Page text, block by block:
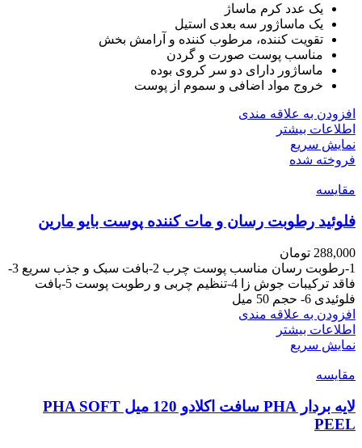
یک عدد کرم ماساژ
یک ماساژور سه بعدی استیل
تقویت کننده، مرطوب کننده و آرامش بخش
مناسب پوست صورت و گردن
ماساژور دارای دو سر کروی بوده
خروج مواد اضافی و سموم از پوست
افزودن به علاقه مندی
اطلاعات بیشتر
نمایش سریع
فروخته شده
مقايسه
فلوئید رطوبت رسان و مات کننده پوست بایو مارین
288,000 تومان
1-رطوبت رسان مناسب پوست چرب 2-بافت سبک و جذب سریع 3-
فاقد ترکیبات جوش زا 4-تنظیم چربی و رطوبت پوست 5-بافت
فلوئیدی 6- حجم 50 میل
افزودن به علاقه مندی
اطلاعات بیشتر
نمایش سریع
مقايسه
لایه بردار PHA سافت اکلادو 120 میل PHA SOFT
PEEL